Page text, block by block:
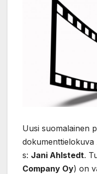
Uusi suomalainen
dokumenttielokuva
s: Jani Ahlstedt.
Company Oy) on